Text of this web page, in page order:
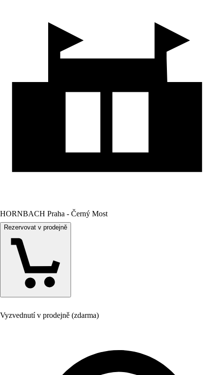
HORNBACH Praha - Černý Most
Rezervovat v prodejně
Vyzvednutí v prodejně (zdarma)